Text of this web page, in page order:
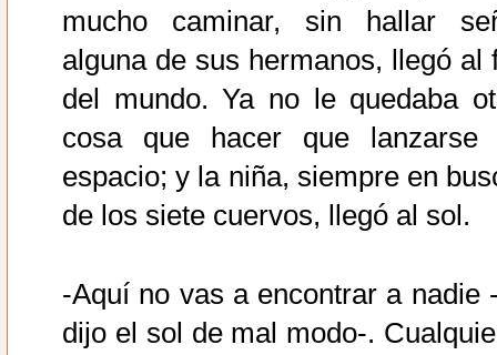
mucho caminar, sin hallar
alguna de sus hermanos, llegó al
del mundo. Ya no le quedaba
cosa que hacer que lanzarse
espacio; y la niña, siempre en
de los siete cuervos, llegó al sol.
-Aquí no vas a encontrar a nadie
dijo el sol de mal modo-.